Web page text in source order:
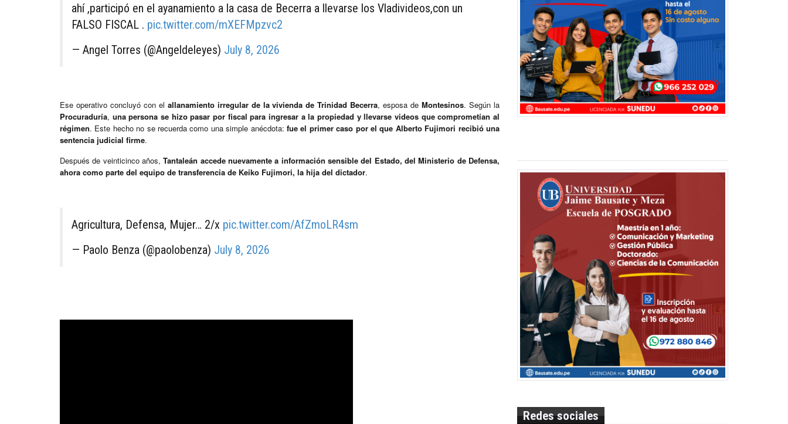
ahí ,participó en el ayanamiento a la casa de Becerra a llevarse los Vladivideos,con un
FALSO FISCAL . pic.twitter.com/mXEFMpzvc2
— Angel Torres (@Angeldeleyes) July 8, 2026
Ese operativo concluyó con el allanamiento irregular de la vivienda de Trinidad Becerra, esposa deMontesinos. Según la
Procuraduría, una persona se hizo pasar por fiscal para ingresar a la propiedad y llevarse videos que comprometían al
régimen. Este hecho no se recuerda como una simple anécdota: fue el primer caso por el que Alberto Fujimori recibió una
sentencia judicial firme.
Después de veinticinco años, Tantaleán accede nuevamente a información sensible del Estado, del Ministerio de Defensa,
ahora como parte del equipo de transferencia de Keiko Fujimori, la hija del dictador.
Agricultura, Defensa, Mujer… 2/x pic.twitter.com/AfZmoLR4sm
— Paolo Benza (@paolobenza) July 8, 2026
Redes sociales